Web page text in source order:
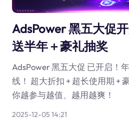
AdsPower 黑五大促
送半年＋豪礼抽奖
AdsPower 黑五大促 已开启！
线！ 超大折扣 + 超长使用期 +
你越参与越值、越用越爽！
2025-12-05 14:21